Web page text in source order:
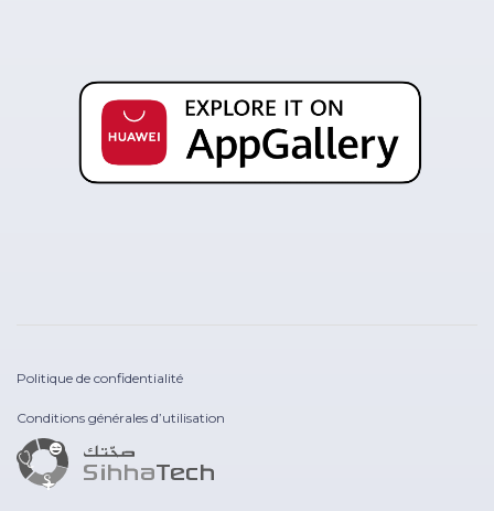
Politique de confidentialité
Conditions générales d’utilisation